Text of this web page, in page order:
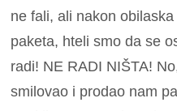
ne fali, ali nakon
paketa, hteli smo da se
radi! NE RADI NIŠTA!
smilovao i prodao nam